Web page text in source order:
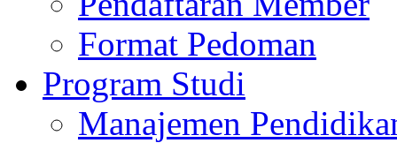
Format Pedoman
Program Studi
Manajemen